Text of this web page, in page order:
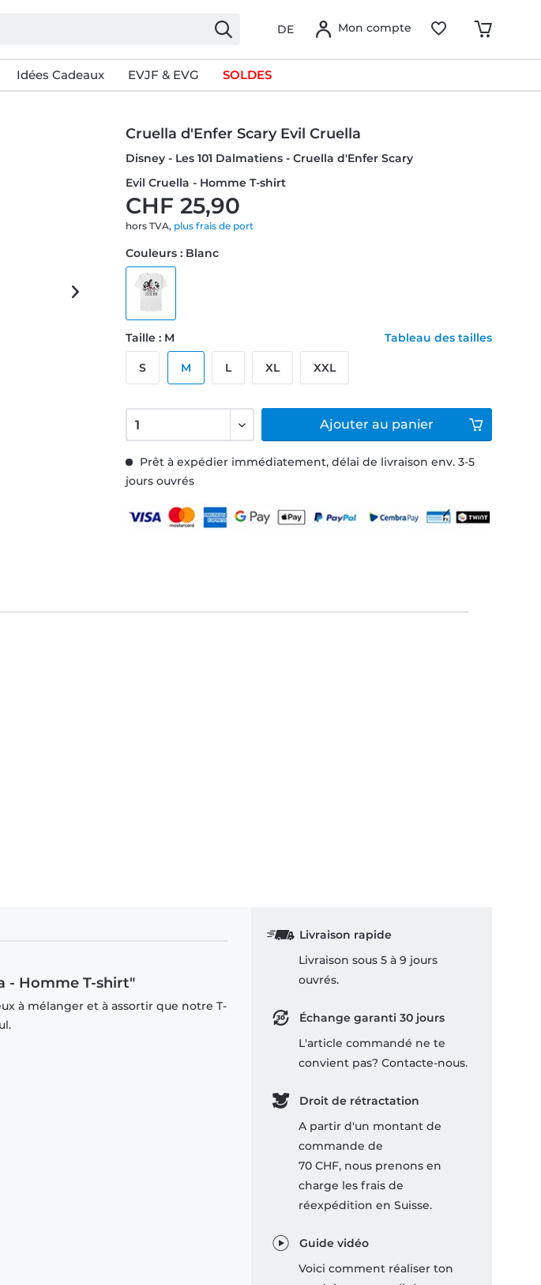
DE Mon compte
Idées Cadeaux EVJF & EVG SOLDES
Cruella d'Enfer Scary Evil Cruella
Disney - Les 101 Dalmatiens - Cruella d'Enfer Scary
Evil Cruella - Homme T-shirt
CHF 25,90
hors TVA, plus frais de port
Prêt à expédier immédiatement, délai de livraison env. 3-5
jours ouvrés
Couleurs : Blanc
Taille : M Tableau des tailles
S M L XL XXL
Ajouter au panier
- Homme T-shirt"
à mélanger et à assortir que notre T-
Livraison rapide
Livraison sous 5 à 9 jours
ouvrés.
Échange garanti 30 jours
L'article commandé ne te
convient pas? Contacte-nous.
Droit de rétractation
A partir d'un montant de
commande de
70 CHF, nous prenons en
charge les frais de
réexpédition en Suisse.
Guide vidéo
Voici comment réaliser ton